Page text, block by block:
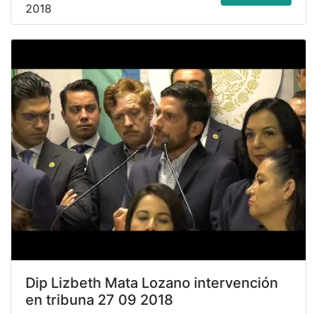
2018
Dip Lizbeth Mata Lozano intervención
en tribuna 27 09 2018